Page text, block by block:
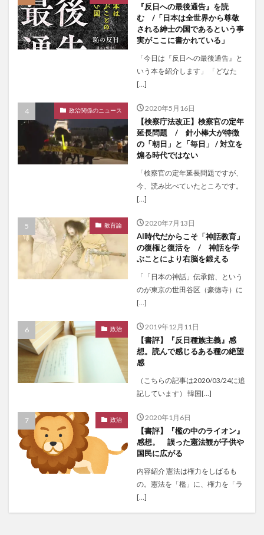
『反日への最後通告』を読
む /「日本は全世界から尊敬
される紳士の国であるという事
実がここに書かれている」
「今日は『反日への最後通告』と
いう本を紹介します」 「どなた
[…]
政治関係のニュース 2020年5月16日
【検察庁法改正】検察官の定年
延長問題 / 針小棒大が特徴
の「朝日」と「毎日」 / 対立を
煽る時代ではない
「検察官の定年延長問題ですが、
今、読み比べていたところです。
[…]
教育論 2020年7月13日
AI時代だからこそ「神話教育」
の復権と復活を / 神話を学
ぶことにより右脳を鍛える
「「日本の神話」伝承館、という
のが東京の世田谷区（豪徳寺）に
[…]
政治 2019年12月11日
【書評】『反日種族主義』感
想。読んで感じるある種の絶望
感
（こちらの記事は2020/03/24に追
記しています） 韓国[…]
政治 2020年1月6日
【書評】『檻の中のライオン』
感想。 誤った憲法観が子供や
国民に広がる
内容紹介 憲法は権力をしばるも
の。憲法を「檻」に、権力を「ラ
[…]